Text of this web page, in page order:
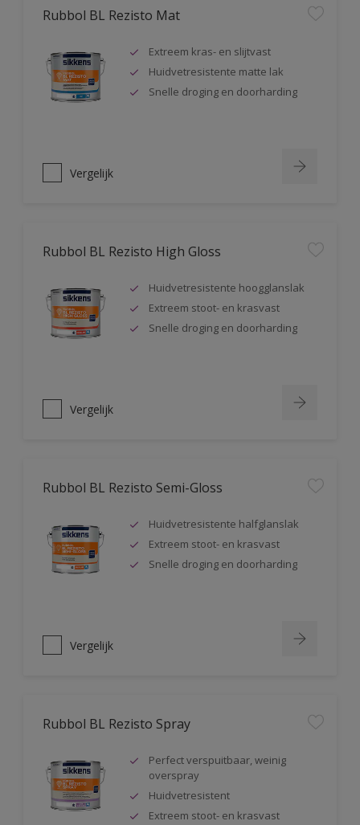
Rubbol BL Rezisto Mat
Extreem kras- en slijtvast
Huidvetresistente matte lak
Snelle droging en doorharding
Vergelijk
Rubbol BL Rezisto High Gloss
Huidvetresistente hoogglanslak
Extreem stoot- en krasvast
Snelle droging en doorharding
Vergelijk
Rubbol BL Rezisto Semi-Gloss
Huidvetresistente halfglanslak
Extreem stoot- en krasvast
Snelle droging en doorharding
Vergelijk
Rubbol BL Rezisto Spray
Perfect verspuitbaar, weinig
overspray
Huidvetresistent
Extreem stoot- en krasvast